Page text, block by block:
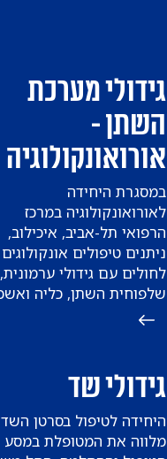
גידולי מערכת
השתן -
אורואונקולוגיה
במסגרת היחידה
לאורואונקולוגיה במרכז
הרפואי תל-אביב, איכילוב,
ניתנים טיפולים אונקולוגים
לחולים עם גידולי ערמונית,
שלפוחית השתן, כליה
גידולי שד
היחידה לטיפול בסרטן השד
מלווה את המטופלת במסע